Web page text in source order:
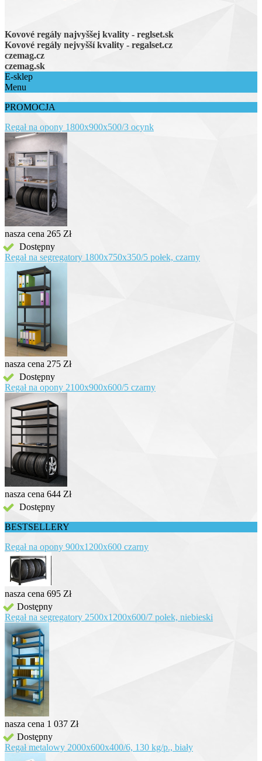
Kovové regály najvyššej kvality - reglset.sk
Kovové regály nejvyšší kvality - regalset.cz
czemag.cz
czemag.sk
E-sklep
Menu
PROMOCJA
Regał na opony 1800x900x500/3 ocynk
nasza cena 265 Zł
Dostępny
Regał na segregatory 1800x750x350/5 połek, czarny
nasza cena 275 Zł
Dostępny
Regał na opony 2100x900x600/5 czarny
nasza cena 644 Zł
Dostępny
BESTSELLERY
Regał na opony 900x1200x600 czarny
nasza cena 695 Zł
Dostępny
Regał na segregatory 2500x1200x600/7 połek, niebieski
nasza cena 1 037 Zł
Dostępny
Regał metalowy 2000x600x400/6, 130 kg/p., biały